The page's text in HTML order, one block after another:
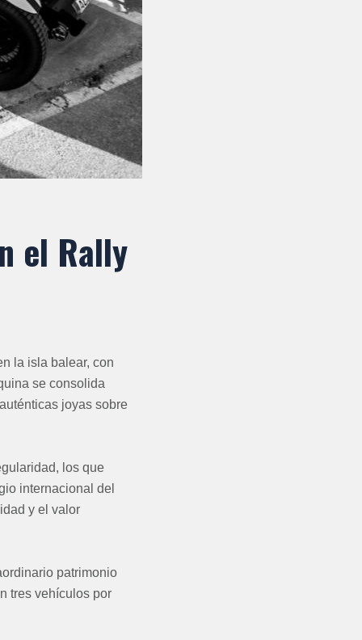
el Rally
la isla balear, con
se consolida
joyas sobre
los que
internacional del
y el valor
patrimonio
tres vehículos por